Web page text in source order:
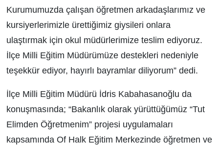
Kurumumuzda çalışan öğretmen arkadaşlarımız ve
kursiyerlerimizle ürettiğimiz giysileri onlara
ulaştırmak için okul müdürlerimize teslim ediyoruz.
İlçe Milli Eğitim Müdürümüze destekleri nedeniyle
teşekkür ediyor, hayırlı bayramlar diliyorum” dedi.
İlçe Milli Eğitim Müdürü İdris Kabahasanoğlu da
konuşmasında; “Bakanlık olarak yürüttüğümüz “Tut
Elimden Öğretmenim” projesi uygulamaları
kapsamında Of Halk Eğitim Merkezinde öğretmen ve